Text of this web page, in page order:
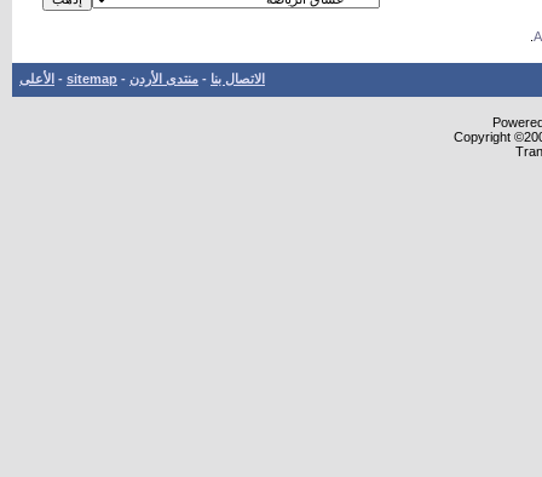
الاتصال بنا - منتدى الأردن -
sitemap
- الأعلى
Copyright